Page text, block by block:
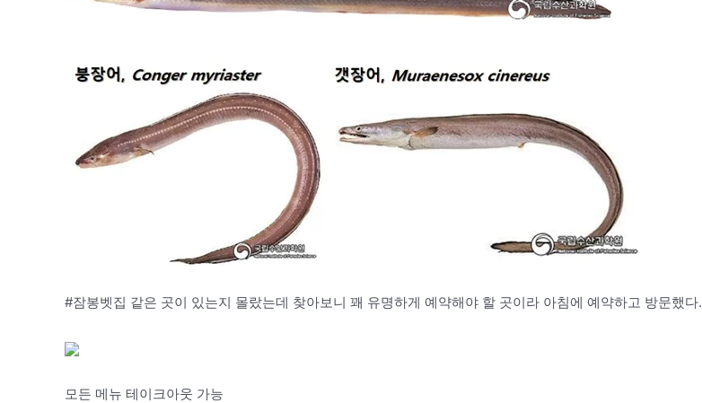
#잠봉벳집 같은 곳이 있는지 몰랐는데 찾아보니 꽤 유명하게 예약해야 할 곳이라 아침에 예약하고 방문했다.
모든 메뉴 테이크아웃 가능